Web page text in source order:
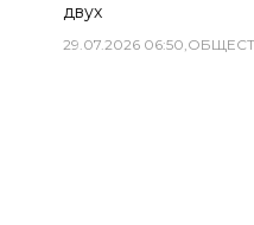
двух
29.07.2026 06:50,